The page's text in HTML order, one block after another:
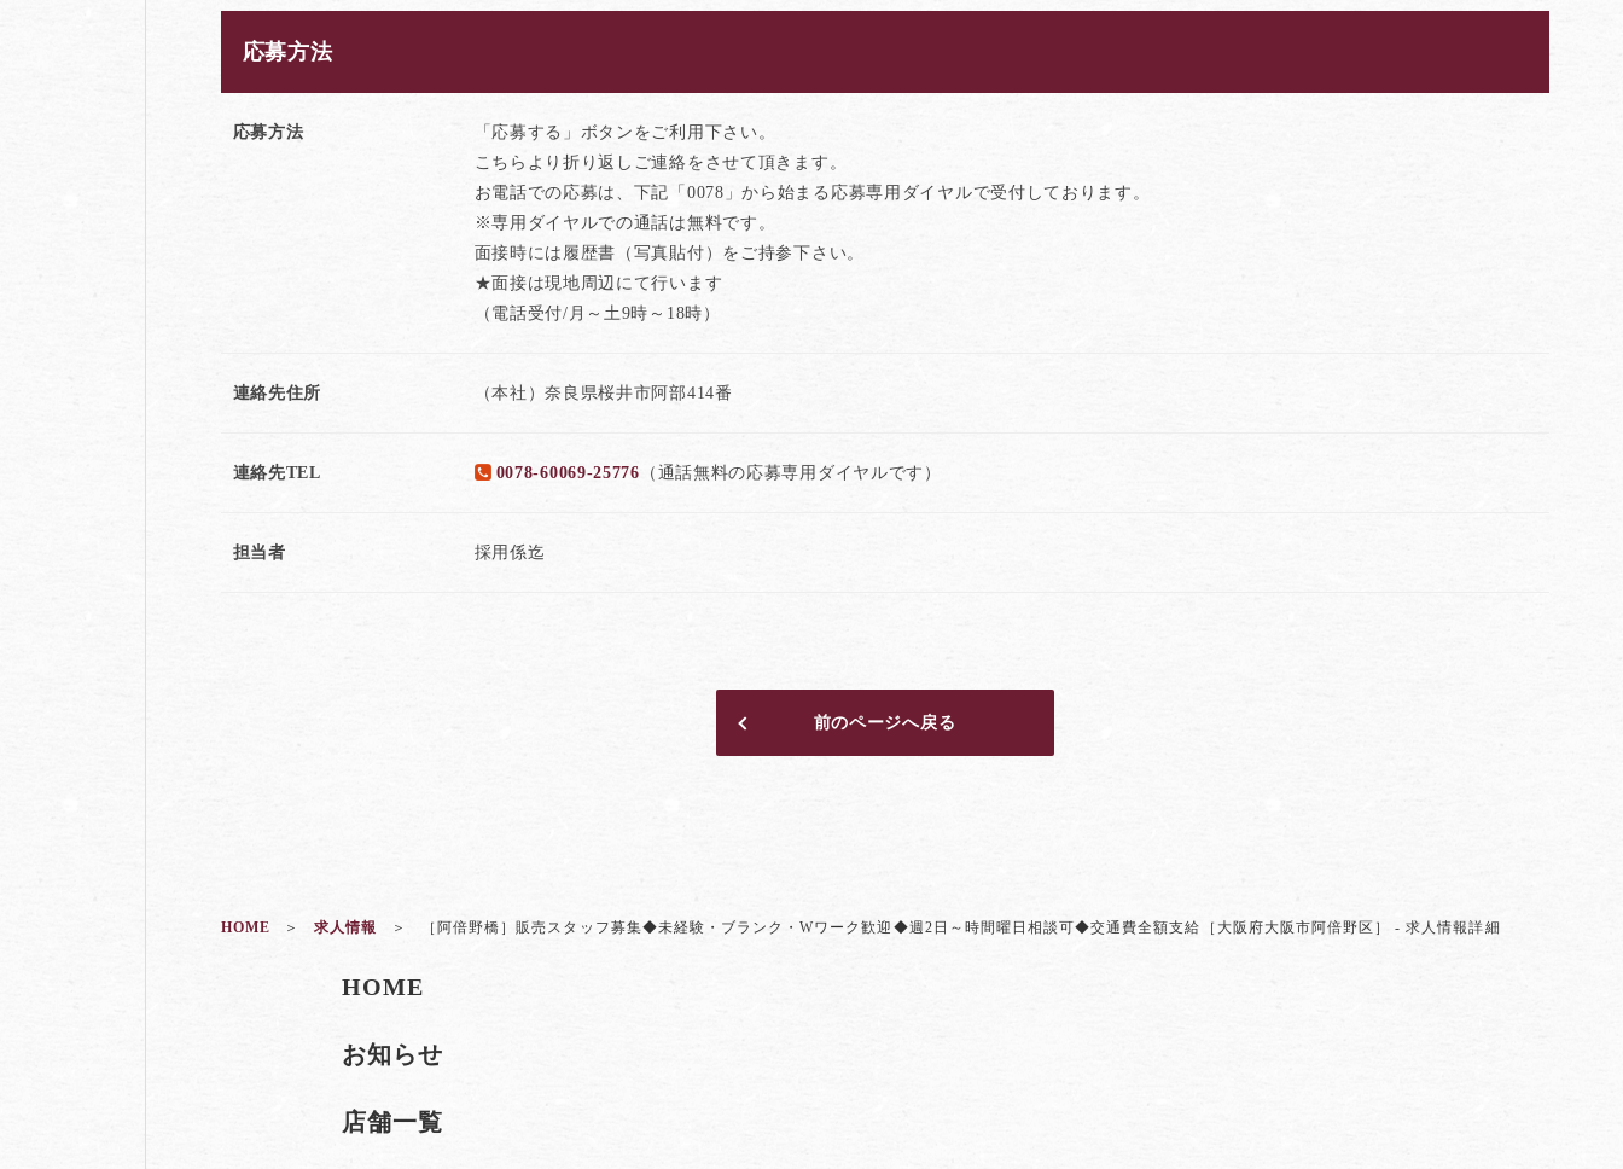
応募方法
応募方法
「応募する」ボタンをご利用下さい。
こちらより折り返しご連絡をさせて頂きます。
お電話での応募は、下記「0078」から始まる応募専用ダイヤルで受付しております。
※専用ダイヤルでの通話は無料です。
面接時には履歴書（写真貼付）をご持参下さい。
★面接は現地周辺にて行います
（電話受付/月～土9時～18時）
連絡先住所 （本社）奈良県桜井市阿部414番
連絡先TEL 0078-60069-25776 （通話無料の応募専用ダイヤルです）
担当者 採用係迄
前のページへ戻る
HOME 求人情報 ［阿倍野橋］販売スタッフ募集◆未経験・ブランク・Wワーク歓迎◆週2日～時間曜日相談可◆交通費全額支給［大阪府大阪市阿倍野区］ - 求人情報詳細
HOME
お知らせ
店舗一覧